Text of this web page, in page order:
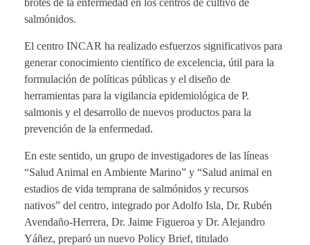
salmónidos.
El centro INCAR ha realizado esfuerzos significativos para
generar conocimiento científico de excelencia, útil para la
formulación de políticas públicas y el diseño de
herramientas para la vigilancia epidemiológica de P.
salmonis y el desarrollo de nuevos productos para la
prevención de la enfermedad.
En este sentido, un grupo de investigadores de las líneas
“Salud Animal en Ambiente Marino” y “Salud animal en
estadios de vida temprana de salmónidos y recursos
nativos” del centro, integrado por Adolfo Isla, Dr. Rubén
Avendaño-Herrera, Dr. Jaime Figueroa y Dr. Alejandro
Yáñez, preparó un nuevo Policy Brief, titulado